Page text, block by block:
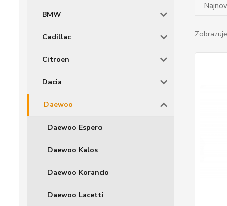
BMW
Cadillac
Citroen
Dacia
Daewoo
Daewoo Espero
Daewoo Kalos
Daewoo Korando
Daewoo Lacetti